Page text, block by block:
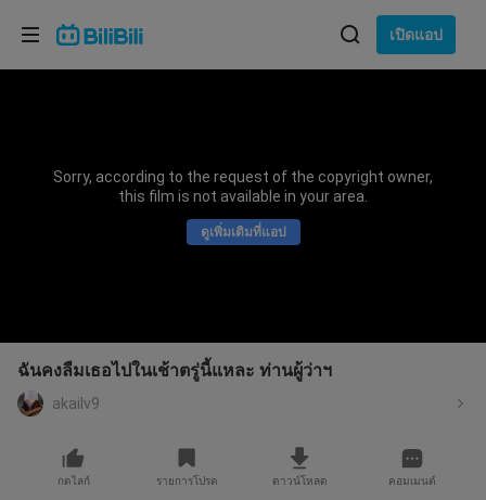
เปิดแอป
Sorry, according to the request of the copyright owner,
this film is not available in your area.
ดูเพิ่มเติมที่แอป
ฉันคงลืมเธอไปในเช้าตรู่นี้แหละ ท่านผู้ว่าฯ
akailv9
กดไลก์ รายการโปรด ดาวน์โหลด คอมเมนต์
เลือกภาษา